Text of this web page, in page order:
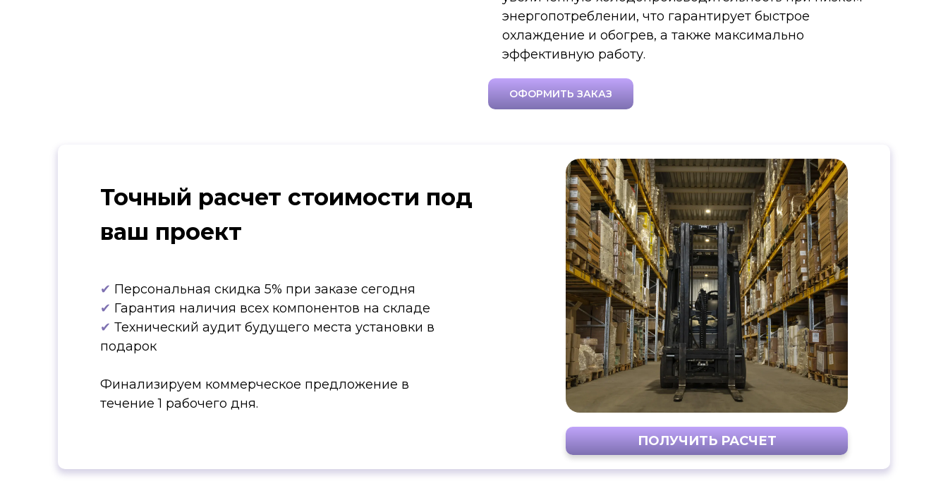
энергопотреблении, что гарантирует быстрое
охлаждение и обогрев, а также максимально
эффективную работу.
ОФОРМИТЬ ЗАКАЗ
Точный расчет стоимости под
ваш проект
✔ Персональная скидка 5% при заказе сегодня
✔ Гарантия наличия всех компонентов на складе
✔ Технический аудит будущего места установки в
подарок
Финализируем коммерческое предложение в
течение 1 рабочего дня.
ПОЛУЧИТЬ РАСЧЕТ